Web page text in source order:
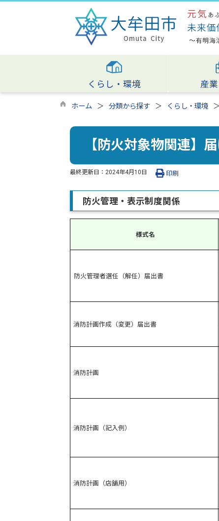
くらし・環境 産
ホーム 分類から探す くらし・環境
【防火対象物関連】
最終更新日： 2024年4月10日 印刷
防火管理・表示制度関係
様式名
防火管理者選任（解任）届出書
消防計画作成（変更）届出書
消防計画
消防計画（記入例）
消防計画（店舗用）